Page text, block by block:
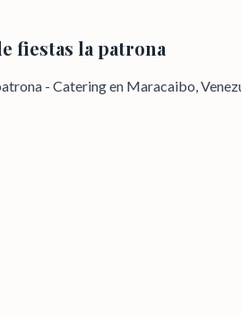
fiestas la patrona
- Catering en Maracaibo,